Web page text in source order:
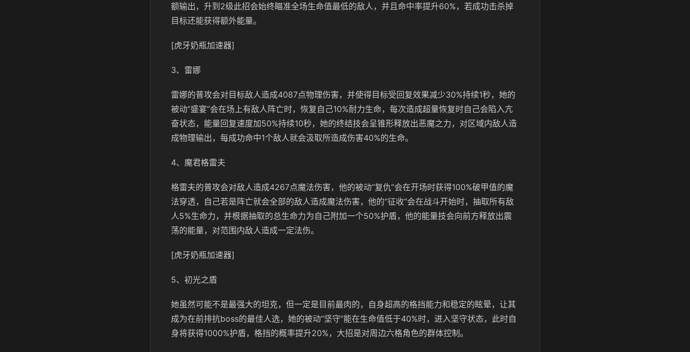
额输出，升到2级此招会始终瞄准全场生命值最低的敌人，并且命中率提升60%，若成功击杀掉
目标还能获得额外能量。
[虎牙奶瓶加速器]
3、雷娜
雷娜的普攻会对目标敌人造成4087点物理伤害，并使得目标受回复效果减少30%持续1秒，她的
被动“盛宴”会在场上有敌人阵亡时，恢复自己10%耐力生命，每次造成超量恢复时自己会陷入亢
奋状态，能量回复速度加50%持续10秒，她的终结技会呈锥形释放出恶魔之力，对区域内敌人造
成物理输出，每成功命中1个敌人就会汲取所造成伤害40%的生命。
4、魔君格雷夫
格雷夫的普攻会对敌人造成4267点魔法伤害，他的被动“复仇”会在开场时获得100%破甲值的魔
法穿透，自己若是阵亡就会全部的敌人造成魔法伤害，他的“征收”会在战斗开始时，抽取所有敌
人5%生命力，并根据抽取的总生命力为自己附加一个50%护盾，他的能量技会向前方释放出震
荡的能量，对范围内敌人造成一定法伤。
[虎牙奶瓶加速器]
5、初光之盾
她虽然可能不是最强大的坦克，但一定是目前最肉的，自身超高的格挡能力和稳定的眩晕，让其
成为在前排抗boss的最佳人选，她的被动“坚守”能在生命值低于40%时，进入坚守状态，此时自
身将获得1000%护盾，格挡的概率提升20%，大招是对周边六格角色的群体控制。